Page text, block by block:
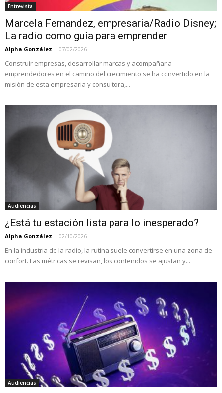
Entrevista
Marcela Fernandez, empresaria/Radio Disney;
La radio como guía para emprender
Alpha González - 07/02/2026
Construir empresas, desarrollar marcas y acompañar a
emprendedores en el camino del crecimiento se ha convertido en la
misión de esta empresaria y consultora,...
Audiencias
¿Está tu estación lista para lo inesperado?
Alpha González - 02/10/2026
En la industria de la radio, la rutina suele convertirse en una zona de
confort. Las métricas se revisan, los contenidos se ajustan y...
Audiencias